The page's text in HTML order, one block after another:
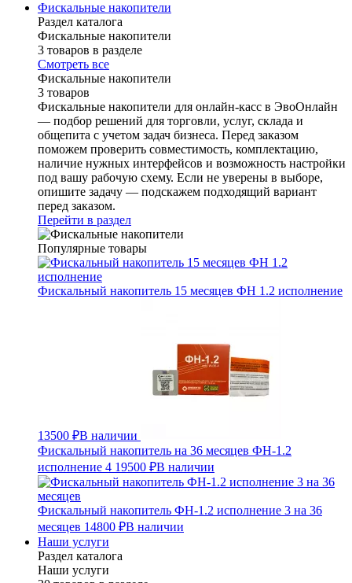
Фискальные накопители
Раздел каталога
Фискальные накопители
3 товаров в разделе
Смотреть все
Фискальные накопители
3 товаров
Фискальные накопители для онлайн-касс в ЭвоОнлайн
— подбор решений для торговли, услуг, склада и
общепита с учетом задач бизнеса. Перед заказом
поможем проверить совместимость, комплектацию,
наличие нужных интерфейсов и возможность настройки
под вашу рабочую схему. Если не уверены в выборе,
опишите задачу — подскажем подходящий вариант
перед заказом.
Перейти в раздел
Популярные товары
Фискальный накопитель 15 месяцев ФН 1.2 исполнение
13500 ₽В наличии
Фискальный накопитель на 36 месяцев ФН-1.2
исполнение 4 19500 ₽В наличии
Фискальный накопитель ФН-1.2 исполнение 3 на 36
месяцев 14800 ₽В наличии
Наши услуги
Раздел каталога
Наши услуги